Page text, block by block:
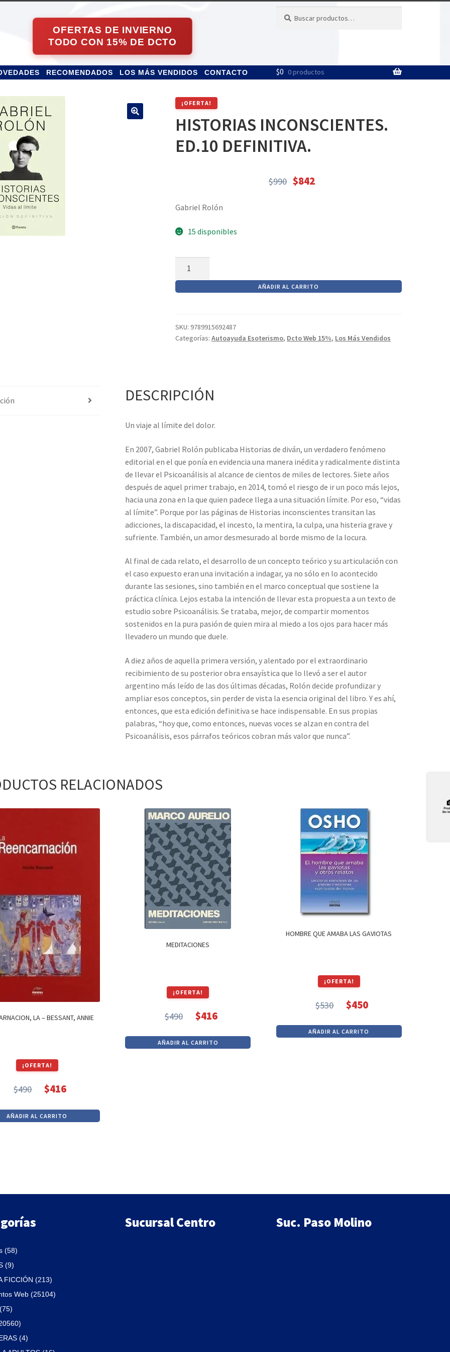
por:
RECOMENDADOS LOS MÁS VENDIDOS CONTACTO $0 0 productos
¡OFERTA!
HISTORIAS INCONSCIENTES.
ED.10 DEFINITIVA.
$990 El
$842
El
Gabriel Rolón
15 disponibles
AÑADIR AL CARRITO
SKU: 9789915692487
Categorías:Autoayuda Esoterismo, Dcto Web 15%, Los Más Vendidos
DESCRIPCIÓN
Un viaje al límite del dolor.
En 2007, Gabriel Rolón publicaba Historias de diván, un verdadero fenómeno
editorial en el que ponía en evidencia una manera inédita y radicalmente distinta
de llevar el Psicoanálisis al alcance de cientos de miles de lectores. Siete años
después de aquel primer trabajo, en 2014, tomó el riesgo de ir un poco más lejos,
hacia una zona en la que quien padece llega a una situación límite. Por eso, “vidas
al límite”. Porque por las páginas de Historias inconscientes transitan las
adicciones, la discapacidad, el incesto, la mentira, la culpa, una histeria grave y
sufriente. También, un amor desmesurado al borde mismo de la locura.
Al final de cada relato, el desarrollo de un concepto teórico y su articulación con
el caso expuesto eran una invitación a indagar, ya no sólo en lo acontecido
durante las sesiones, sino también en el marco conceptual que sostiene la
práctica clínica. Lejos estaba la intención de llevar esta propuesta a un texto de
estudio sobre Psicoanálisis. Se trataba, mejor, de compartir momentos
sostenidos en la pura pasión de quien mira al miedo a los ojos para hacer más
llevadero un mundo que duele.
A diez años de aquella primera versión, y alentado por el extraordinario
recibimiento de su posterior obra ensayística que lo llevó a ser el autor
argentino más leído de las dos últimas décadas, Rolón decide profundizar y
ampliar esos conceptos, sin perder de vista la esencia original del libro. Y es ahí,
entonces, que esta edición definitiva se hace indispensable. En sus propias
palabras, “hoy que, como entonces, nuevas voces se alzan en contra del
Psicoanálisis, esos párrafos teóricos cobran más valor que nunca”.
RELACIONADOS
LA – BESSANT, ANNIE
¡OFERTA!
$490
precio
original
$416
precio
actual
AÑADIR AL CARRITO
MEDITACIONES
¡OFERTA!
$490
precio
original
$416
precio
actual
AÑADIR AL CARRITO
HOMBRE QUE AMABA LAS GAVIOTAS
¡OFERTA!
$530
precio
original
$450
precio
actual
AÑADIR AL CARRITO
(58)
(9)
FICCIÓN (213)
Web (25104)
(4)
Sucursal Centro Suc. Paso Molino